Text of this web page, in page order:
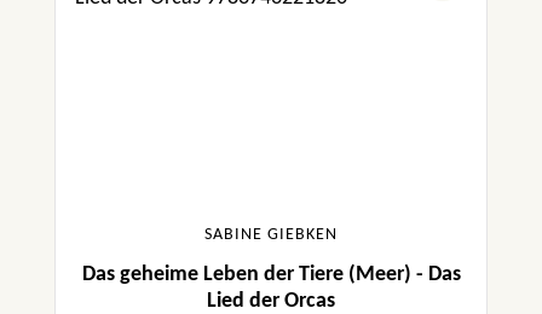
SABINE GIEBKEN
Das geheime Leben der Tiere (Meer) - Das
Lied der Orcas